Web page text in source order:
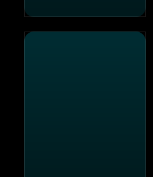
Nachbarn süß-sauer